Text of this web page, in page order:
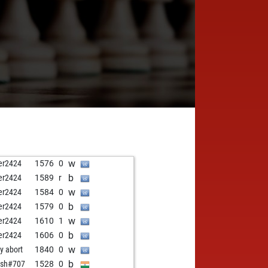
1576 0 w
1589 r b
1584 0 w
1579 0 b
1610 1 w
1606 0 b
abort 1840 0 w
1528 0 b